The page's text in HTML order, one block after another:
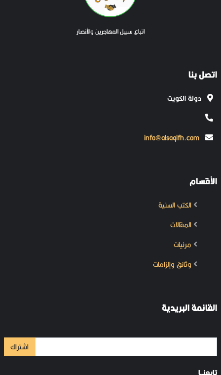
اتباع سبيل المهاجرين والأنصار
اتصل بنا
دولة الكويت
info@alsaqifh.com
الأقسام
الكتب السنية
المقالات
مرئيات
وثائق وإلزامات
القائمة البريدية
اشتراك
تابعنــا